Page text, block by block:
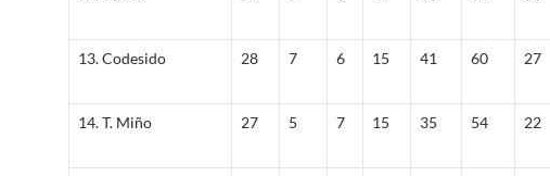
13. Codesido 28 7 6 15 41 60 27
14. T. Miño 27 5 7 15 35 54 22